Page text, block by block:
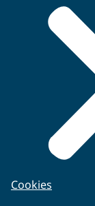
Cookies